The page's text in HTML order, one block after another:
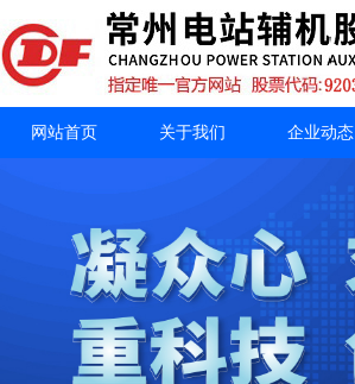
网站首页 关于我们 企业动态